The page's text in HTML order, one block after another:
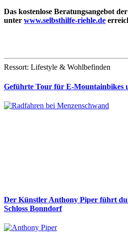
Das kostenlose Beratungsangebot
unter www.selbsthilfe-riehle.de
Ressort: Lifestyle & Wohlbefinden
Geführte Tour für E-Mountainbikes
Der Künstler Anthony Piper führt
Schloss Bonndorf